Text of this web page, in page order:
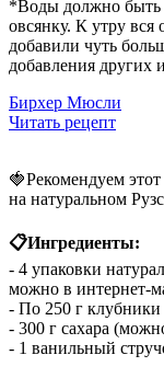
*Воды должно быть
овсянку. К утру вся
добавили чуть
добавления других
Бирхер Мюсли
Читать рецепт
🍓Рекомендуем
на натуральном
📋Ингредиенты:
- 4 упаковки
можно в интернет-
- По 250 г клубники
- 300 г сахара
- 1 ванильный